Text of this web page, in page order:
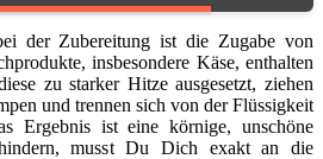
der Zubereitung ist die Zugabe von
insbesondere Käse, enthalten
zu starker Hitze ausgesetzt, ziehen
und trennen sich von der Flüssigkeit
Ergebnis ist eine körnige, unschöne
musst Du Dich exakt an die